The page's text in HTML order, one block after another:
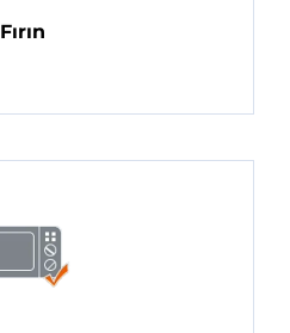
Fırın